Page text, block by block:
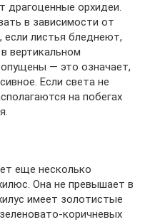
драгоценные орхидеи.
в зависимости от
если листья бледнеют,
вертикальном
— это означает,
Если света не
на побегах
еще несколько
Она не превышает в
имеет золотистые
коричневых